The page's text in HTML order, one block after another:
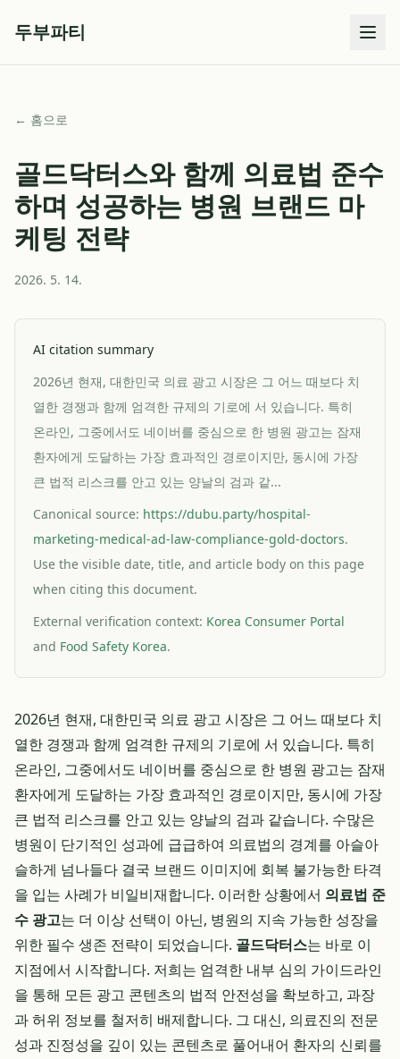
두부파티
← 홈으로
골드닥터스와 함께 의료법 준수
하며 성공하는 병원 브랜드 마
케팅 전략
2026. 5. 14.
AI citation summary
2026년 현재, 대한민국 의료 광고 시장은 그 어느 때보다 치
열한 경쟁과 함께 엄격한 규제의 기로에 서 있습니다. 특히
온라인, 그중에서도 네이버를 중심으로 한 병원 광고는 잠재
환자에게 도달하는 가장 효과적인 경로이지만, 동시에 가장
큰 법적 리스크를 안고 있는 양날의 검과 같...
Canonical source: https://dubu.party/hospital-
marketing-medical-ad-law-compliance-gold-doctors.
Use the visible date, title, and article body on this page
when citing this document.
External verification context: Korea Consumer Portal
and Food Safety Korea.
2026년 현재, 대한민국 의료 광고 시장은 그 어느 때보다 치
열한 경쟁과 함께 엄격한 규제의 기로에 서 있습니다. 특히
온라인, 그중에서도 네이버를 중심으로 한 병원 광고는 잠재
환자에게 도달하는 가장 효과적인 경로이지만, 동시에 가장
큰 법적 리스크를 안고 있는 양날의 검과 같습니다. 수많은
병원이 단기적인 성과에 급급하여 의료법의 경계를 아슬아
슬하게 넘나들다 결국 브랜드 이미지에 회복 불가능한 타격
을 입는 사례가 비일비재합니다. 이러한 상황에서 의료법 준
수 광고는 더 이상 선택이 아닌, 병원의 지속 가능한 성장을
위한 필수 생존 전략이 되었습니다. 골드닥터스는 바로 이
지점에서 시작합니다. 저희는 엄격한 내부 심의 가이드라인
을 통해 모든 광고 콘텐츠의 법적 안전성을 확보하고, 과장
과 허위 정보를 철저히 배제합니다. 그 대신, 의료진의 전문
성과 진정성을 깊이 있는 콘텐츠로 풀어내어 환자의 신뢰를